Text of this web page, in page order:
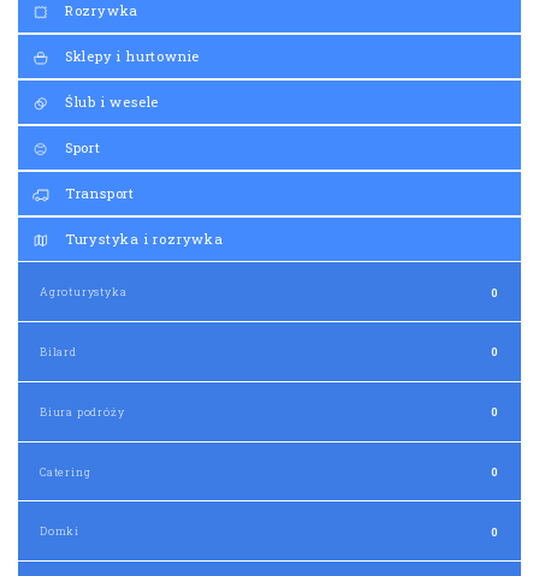
Rozrywka
Sklepy i hurtownie
Ślub i wesele
Sport
Transport
Turystyka i rozrywka
Agroturystyka 0
Bilard 0
Biura podróży 0
Catering 0
Domki 0